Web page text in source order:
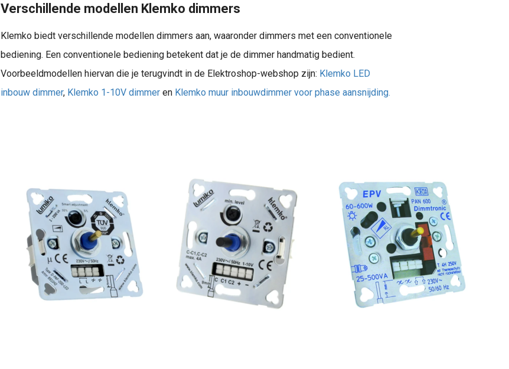
Verschillende modellen Klemko dimmers
Klemko biedt verschillende modellen dimmers aan, waaronder dimmers met een conventionele
bediening. Een conventionele bediening betekent dat je de dimmer handmatig bedient.
Voorbeeldmodellen hiervan die je terugvindt in de Elektroshop-webshop zijn: Klemko LED
inbouw dimmer, Klemko 1-10V dimmer en Klemko muur inbouwdimmer voor phase aansnijding.